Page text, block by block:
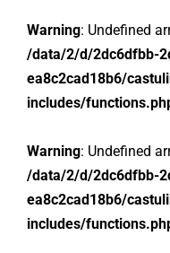
Warning: Undefined
/data/2/d/2dc6dfbb-
ea8c2cad18b6/
includes/
Warning: Undefined
/data/2/d/2dc6dfbb-
ea8c2cad18b6/
includes/